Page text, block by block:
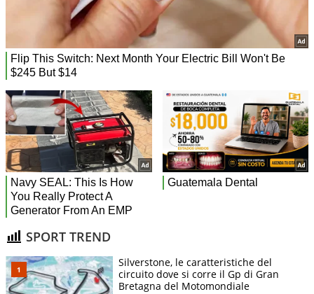
SPORT TREND
Silverstone, le caratteristiche del
circuito dove si corre il Gp di Gran
Bretagna del Motomondiale